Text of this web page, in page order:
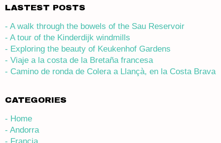
LASTEST POSTS
- A walk through the bowels of the Sau Reservoir
- A tour of the Kinderdijk windmills
- Exploring the beauty of Keukenhof Gardens
- Viaje a la costa de la Bretaña francesa
- Camino de ronda de Colera a Llançà, en la Costa Brava
CATEGORIES
- Home
- Andorra